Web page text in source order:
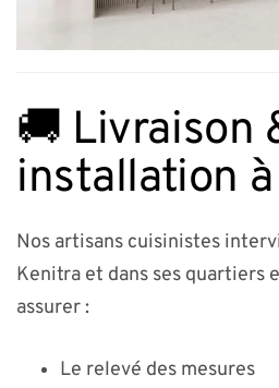
🚚 Livraison
installation
Nos artisans cuisinistes
Kenitra et dans ses quartiers
assurer :
Le relevé des mesures